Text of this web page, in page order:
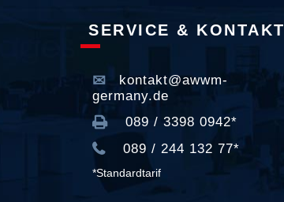
SERVICE & KONTAKT
kontakt@awwm-
germany.de
089 / 3398 0942*
089 / 244 132 77*
*Standardtarif